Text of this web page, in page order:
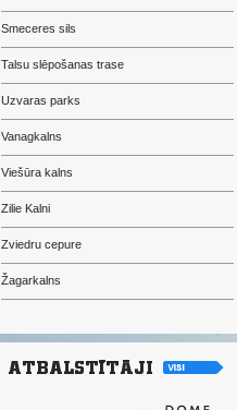
Smeceres sils
Talsu slēpošanas trase
Uzvaras parks
Vanagkalns
Viešūra kalns
Zilie Kalni
Zviedru cepure
Žagarkalns